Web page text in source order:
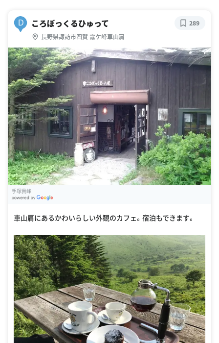
D ころぼっくるひゅって
長野県諏訪市四賀 霧ケ峰車山肩
289
手塚貴峰
車山肩にあるかわいらしい外観のカフェ。宿泊もできます。